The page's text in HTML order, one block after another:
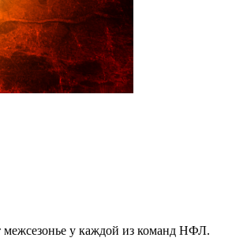
межсезонье у каждой из команд НФЛ.